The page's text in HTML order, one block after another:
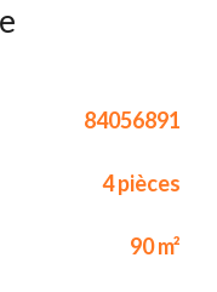
84056891
4 pièces
90 m²